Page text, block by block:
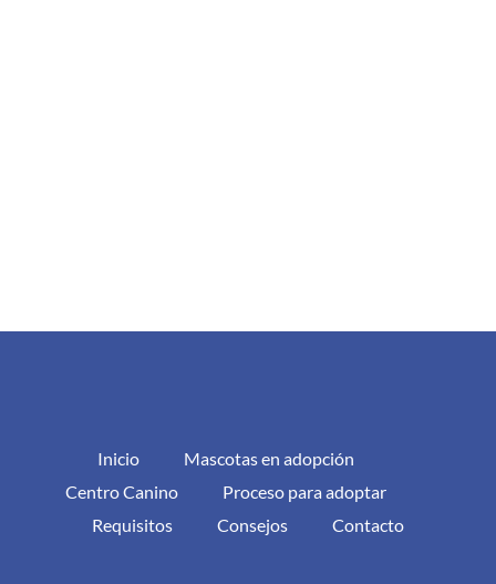
Inicio
Mascotas en adopción
Centro Canino
Proceso para adoptar
Requisitos
Consejos Contacto